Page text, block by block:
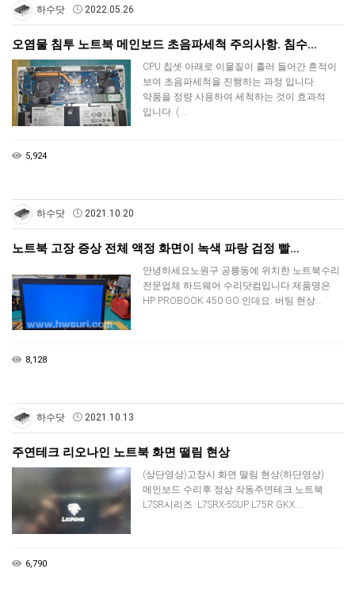
하수닷 2022.05.26
오염물 침투 노트북 메인보드 초음파세척 주의사항. 침수…
CPU 칩셋 아래로 이물질이 흘러 들어간 흔적이
보여 초음파세척을 진행하는 과정 입니다.
약품을 정량 사용하여 세척하는 것이 효과적
입니다. ( …
5,924
하수닷 2021.10.20
노트북 고장 증상 전체 액정 화면이 녹색 파랑 검정 빨…
안녕하세요노원구 공릉동에 위치한 노트북수리
전문업체 하드웨어 수리닷컴입니다.제품명은
HP PROBOOK 450 GO 인데요. 버팅 현상…
8,128
하수닷 2021.10.13
주연테크 리오나인 노트북 화면 떨림 현상
(상단영상)고장시 화면 떨림 현상(하단영상)
메인보드 수리후 정상 작동주연테크 노트북
L7SR시리즈 L7SRX-5SUP L75R GKX…
6,790